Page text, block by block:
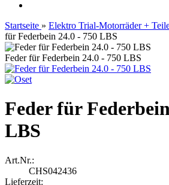
Startseite » Elektro Trial-Motorräder +
für Federbein 24.0 - 750 LBS
Feder für Federbein 24.0 - 750 LBS
Feder für
LBS
Art.Nr.:
CHS042436
Lieferzeit: